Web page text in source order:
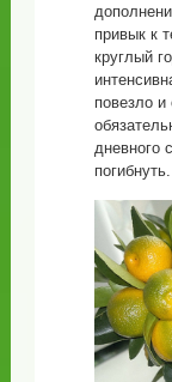
привык к
круглый
повезло
дневного
погибнуть.